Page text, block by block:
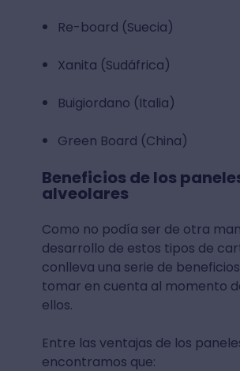
Re-board (Suecia)
Xanita (Sudáfrica)
Buigiordano (Italia)
Green Board (China)
Beneficios de los
alveolares
Como no podía ser de otra
desarrollo de estos tipos de
conlleva una serie de
tomar en cuenta al momento
ellos.
Entre las ventajas de los
encontramos que: